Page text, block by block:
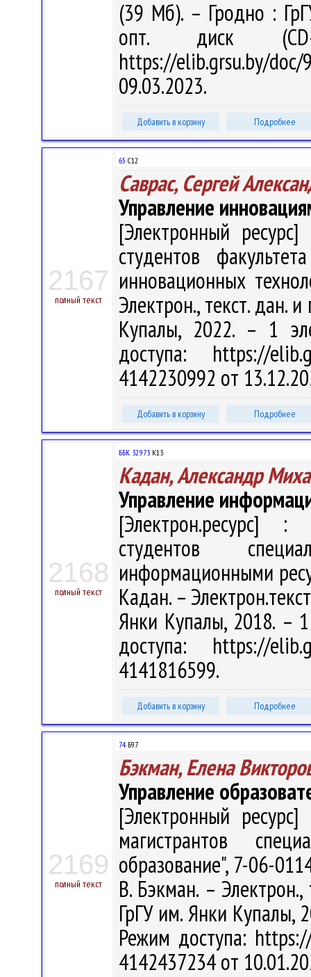
(39 Мб). – Гродно :
опт. диск
https://elib.grsu.by/
09.03.2023.
Добавить в корзину Подробнее
2167
полный текст
65 С12
Саврас, Сергей
Управление
[Электронный
студентов
инновационных
Электрон., текст. дан.
Купалы, 2022. – 1
доступа: https://
4142230992 от
Добавить в корзину Подробнее
2168
полный текст
ББК 32.973 К13
Кадан, Александр
Управление
[Электрон.ресурс] :
студентов
информационными
Кадан. –
Янки Купалы, 2018. –
доступа: https://
4141816599.
Добавить в корзину Подробнее
2169
полный текст
74 Б97
Бэкман, Елена
Управление
[Электронный
магистрантов
образование", 7-06-
В. Бэкман. –
ГрГУ им. Янки Купалы,
Режим доступа:
4142437234 от